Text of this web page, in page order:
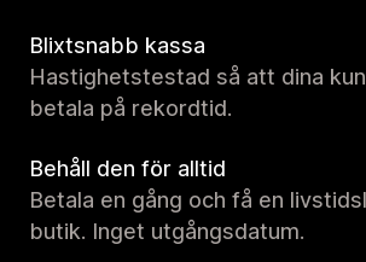
Blixtsnabb kassa
Hastighetstestad så att dina
betala på rekordtid.
Behåll den för alltid
Betala en gång och få en
butik. Inget utgångsdatum.